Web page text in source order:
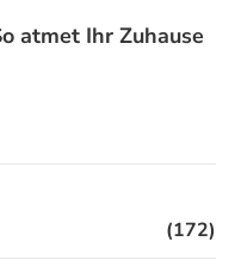
atmet Ihr Zuhause
(172)